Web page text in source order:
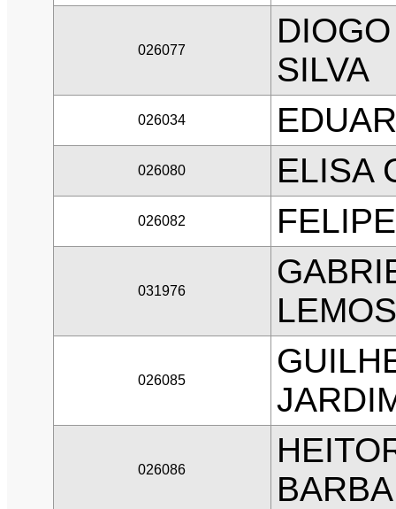
026077
SILVA
026034
026080 ELISA
026082
031976
LEMOS
026085
026086